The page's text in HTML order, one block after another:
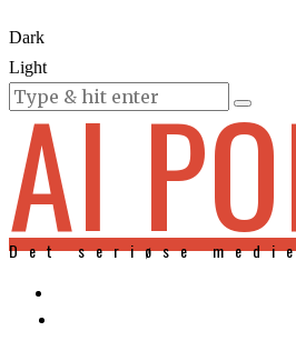
Dark
Light
KURSER
AI
Det seriøse